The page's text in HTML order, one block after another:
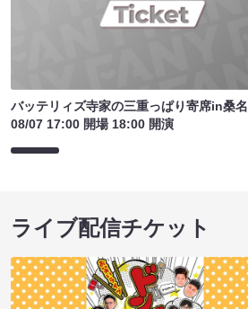
バッテリィズ寺家の三重っぱり寄席in桑名
08/07 17:00 開場 18:00 開演
ライブ配信チケット